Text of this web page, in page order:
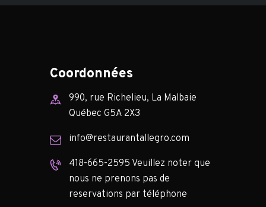
Coordonnées
990, rue Richelieu, La Malbaie
Québec G5A 2X3
info@restaurantallegro.com
418-665-2595 Veuillez noter que
nous ne prenons pas de
reservations par téléphone